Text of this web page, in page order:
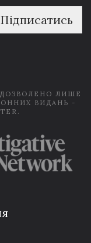
Підписатись
ЛИШЕ
ВИДАНЬ -